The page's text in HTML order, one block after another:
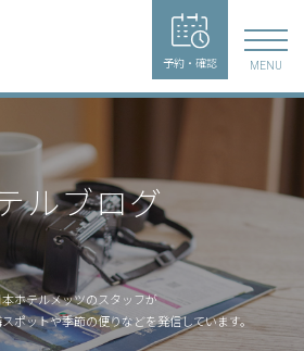
予約・確認 MENU
ルブログ
本ホテルメッツのスタッフが
ポットや季節の便りなどを発信しています。